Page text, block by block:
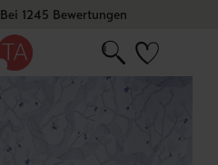
Bei 1245 Bewertungen